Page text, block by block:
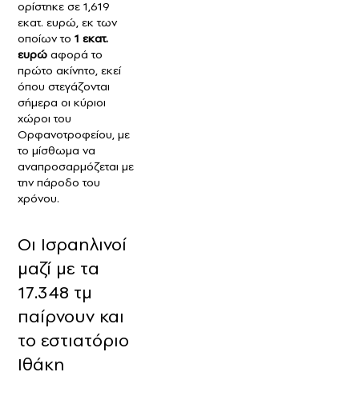
ορίστηκε σε 1,619
εκατ. ευρώ, εκ των
οποίων το 1 εκατ.
ευρώ αφορά το
πρώτο ακίνητο, εκεί
όπου στεγάζονται
σήμερα οι κύριοι
χώροι του
Ορφανοτροφείου, με
το μίσθωμα να
αναπροσαρμόζεται με
την πάροδο του
χρόνου.
Οι Ισραηλινοί
μαζί με τα
17.348 τμ
παίρνουν και
το εστιατόριο
Ιθάκη